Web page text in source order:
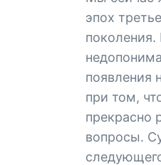
эпох
поколения.
появления
при том,
прекрасно
вопросы.